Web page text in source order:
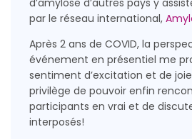
par le réseau international,
Après 2 ans de COVID, la
événement en présentiel me
sentiment d’excitation et de
privilège de pouvoir enfin
participants en vrai et de
interposés!